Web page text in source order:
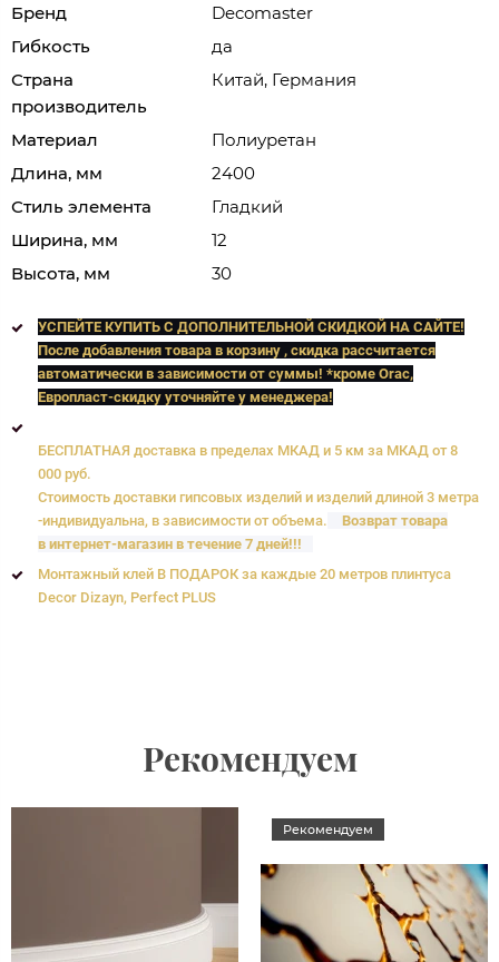
Бренд
Decomaster
Гибкость
да
Страна
производитель
Китай, Германия
Материал
Полиуретан
Длина, мм
2400
Стиль элемента
Гладкий
Ширина, мм
12
Высота, мм
30
УСПЕЙТЕ КУПИТЬ C ДОПОЛНИТЕЛЬНОЙ СКИДКОЙ НА САЙТЕ!
После добавления товара в корзину , скидка рассчитается
автоматически в зависимости от суммы! *кроме Orac,
Европласт-скидку уточняйте у менеджера!
БЕСПЛАТНАЯ доставка в пределах МКАД и 5 км за МКАД от 8
000 руб.
Стоимость доставки гипсовых изделий и изделий длиной 3 метра
-индивидуальна, в зависимости от объема.
Возврат товара
в интернет-магазин в течение 7 дней!!!
Монтажный клей В ПОДАРОК за каждые 20 метров плинтуса
Decor Dizayn, Perfect PLUS
Рекомендуем
Рекомендуем